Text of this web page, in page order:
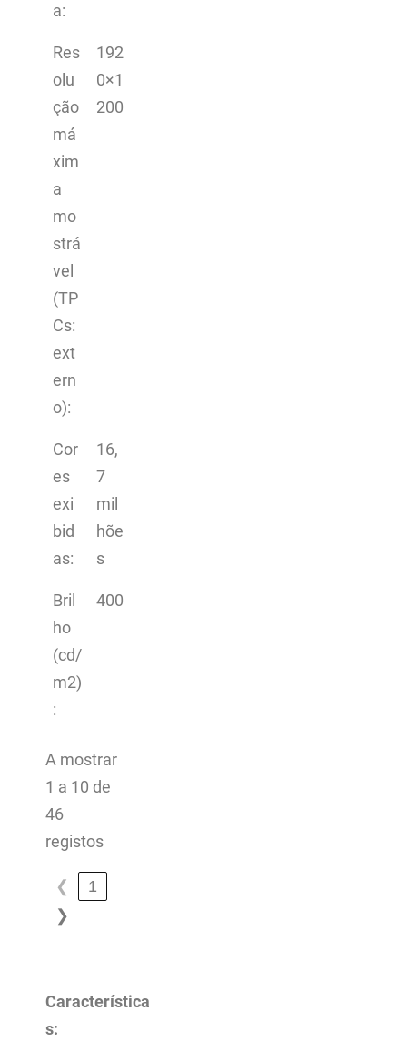
a:
Res
olu
ção
má
xim
a
mo
strá
vel
(TP
Cs:
ext
ern
o):
192
0×1
200
Cor
es
exi
bid
as:
16,
7
mil
hõe
s
Bril
ho
(cd/
m2)
:
400
A mostrar
1 a 10 de
46
registos
❮
1
❯
Característica
s: